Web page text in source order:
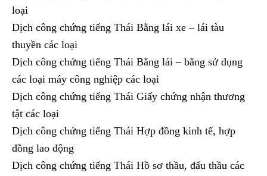
loại
Dịch công chứng tiếng Thái Bằng lái xe – lái tàu
thuyền các loại
Dịch công chứng tiếng Thái Bằng lái – bằng sử dụng
các loại máy công nghiệp các loại
Dịch công chứng tiếng Thái Giấy chứng nhận thương
tật các loại
Dịch công chứng tiếng Thái Hợp đồng kinh tế, hợp
đồng lao động
Dịch công chứng tiếng Thái Hồ sơ thầu, đấu thầu các